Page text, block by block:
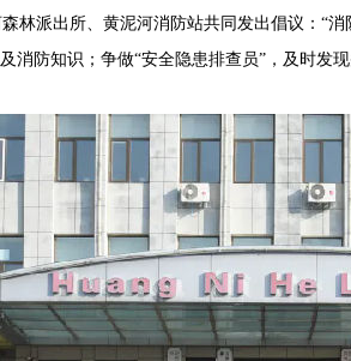
派出所、黄泥河消防站共同发出倡议：“消
消防知识；争做“安全隐患排查员”，及时